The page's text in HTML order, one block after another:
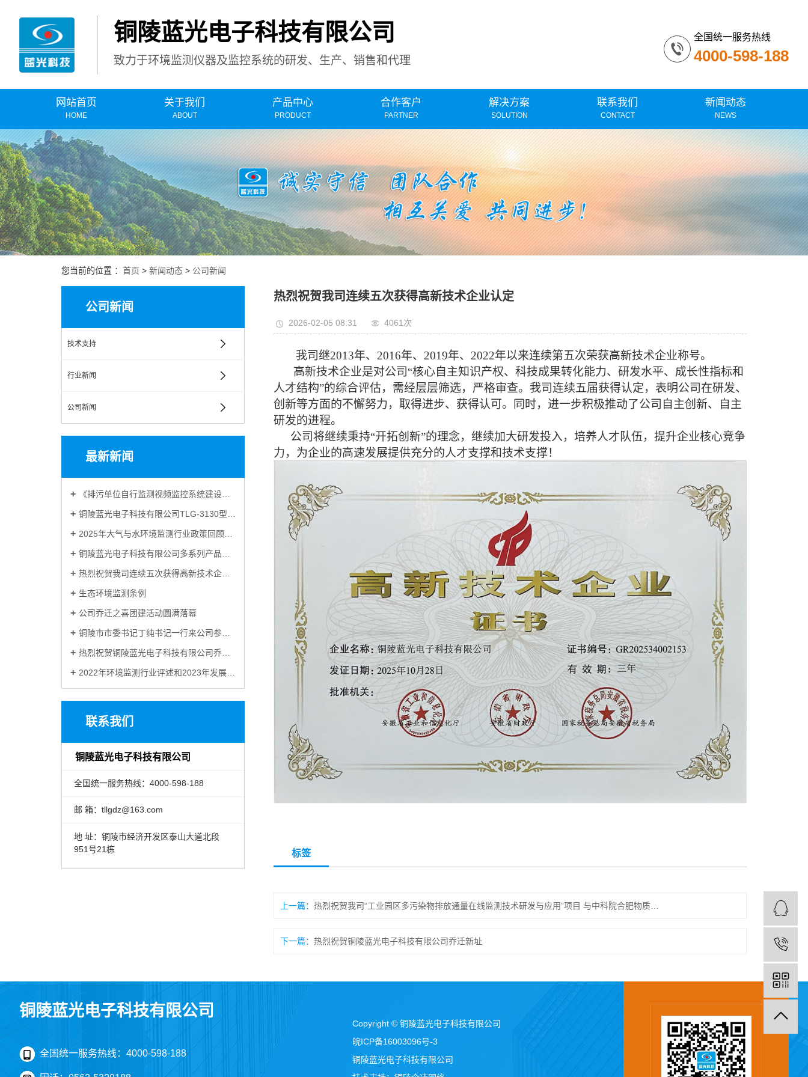
铜陵蓝光电子科技有限公司
致力于环境监测仪器及监控系统的研发、生产、销售和代理
全国统一服务热线
4000-598-188
网站首页
HOME
关于我们
ABOUT
公司简介
产品认证
运营服务
荣誉资质
产品中心
PRODUCT
污染源烟气在线监测
VOCS在线监测
氨逃逸在线监测
烟气参数在线监测
FTIR在线监测
合作客户
PARTNER
解决方案
SOLUTION
TLG-2000系列空气质量自动监测系统应用
TLG-3000烟气排放连续监测系统应用
TLG-5000系列水质在线监控解决方案
灰霾监测系统方案
联系我们
CONTACT
人才招聘
新闻动态
NEWS
技术支持
行业新闻
公司新闻
您当前的位置 ： 首页 > 新闻动态 > 公司新闻
公司新闻
技术支持
行业新闻
公司新闻
最新新闻
《排污单位自行监测视频监控系统建设与联网技术要求》（HJ 1480-2026）
铜陵蓝光电子科技有限公司TLG-3130型热湿法CEMS取得环保产品认证
2025年大气与水环境监测行业政策回顾与2026年发展展望
铜陵蓝光电子科技有限公司多系列产品完成HJ 212-2025新标准适配
热烈祝贺我司连续五次获得高新技术企业认定
生态环境监测条例
公司乔迁之喜团建活动圆满落幕
铜陵市市委书记丁纯书记一行来公司参观调研
热烈祝贺铜陵蓝光电子科技有限公司乔迁新址
2022年环境监测行业评述和2023年发展展望
联系我们
铜陵蓝光电子科技有限公司
全国统一服务热线：4000-598-188
邮 箱：tllgdz@163.com
地 址：铜陵市经济开发区泰山大道北段
951号21栋
热烈祝贺我司连续五次获得高新技术企业认定
2026-02-05 08:31 4061次
我司继2013年、2016年、2019年、2022年以来连续第五次荣获高新技术企业称号。
高新技术企业是对公司 “核心自主知识产权、科技成果转化能力、 研发水平、成长性指标和
人才结构”的综合评估，需经层层筛选， 严格审查。我司 连续五届获得认定， 表明公司在研发、
创新等方面的不懈努力，取得进步、获得认可。同时， 进一步积极推动了公司自主创新、自主
研发的进程。
公司将继续秉持“开拓创新”的理念，继续加大研发投入，培养人才队伍，提升企业核心竞争
力，为企业的高速发展提供充分的人才支撑和技术支撑！
标签
上一篇 热烈祝贺我司“工业园区多污染物排放通量在线监测技术研发与应用”项目 与中科院合肥物质科学研究院顺利签约
下一篇 热烈祝贺铜陵蓝光电子科技有限公司乔迁新址
铜陵蓝光电子科技有限公司
全国统一服务热线：4000-598-188
Copyright © 铜陵蓝光电子科技有限公司
皖ICP备16003096号-3
铜陵蓝光电子科技有限公司